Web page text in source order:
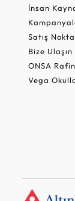
İnsan
Satış
Bize Ulaşın
ONSA
Vega